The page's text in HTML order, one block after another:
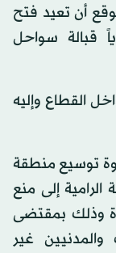
أن تعيد فتح
12 ميلاً بحرياً قبالة سواحل
القطاع وإليه
توسيع منطقة
إلى منع
وذلك بمقتضى
غير